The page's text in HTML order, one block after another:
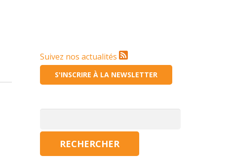
Suivez nos actualités
S'INSCRIRE À LA NEWSLETTER